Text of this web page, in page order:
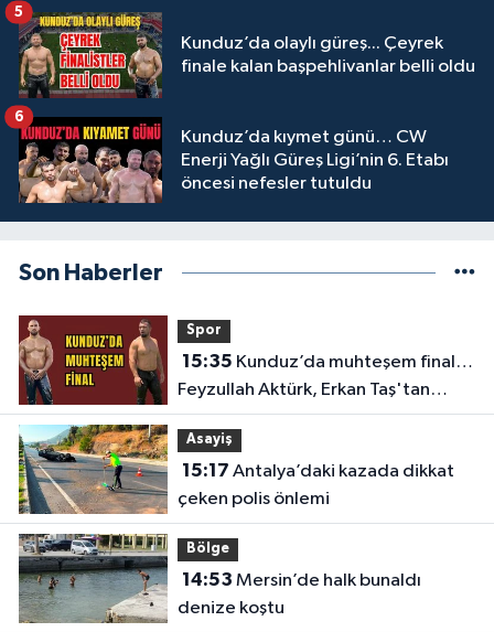
Kunduz’da olaylı güreş... Çeyrek
finale kalan başpehlivanlar belli oldu
5
Kunduz’da kıymet günü… CW
Enerji Yağlı Güreş Ligi’nin 6. Etabı
öncesi nefesler tutuldu
6
Son Haberler
Spor
15:35
Feyzullah Aktürk, Erkan Taş'tan
Kırkpınar'ın rövanşını aldı
Asayiş
15:17
çeken polis önlemi
Bölge
14:53
denize koştu